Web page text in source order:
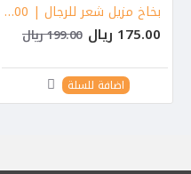
الأكثر مبيعابخاخ مزيل شعر للرجال | 100 مل
175.00 ريال 199.00 ريال
اضافة للسلة